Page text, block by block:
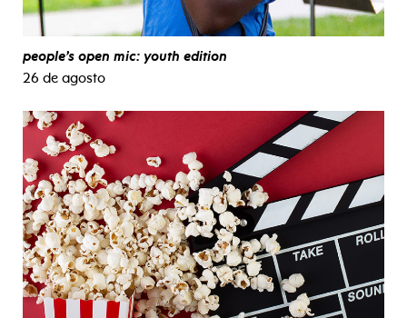
people’s open mic: youth edition
26 de agosto